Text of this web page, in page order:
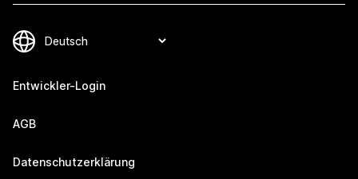
Entwickler-Login
AGB
Datenschutzerklärung